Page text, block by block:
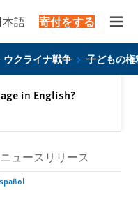
本語 寄付をする
ウクライナ戦争 子どもの権
in English?
ニュースリリース